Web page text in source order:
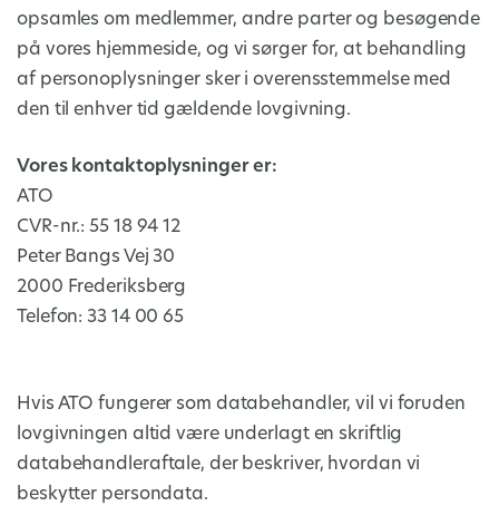
opsamles om medlemmer, andre parter og besøgende
på vores hjemmeside, og vi sørger for, at behandling
af personoplysninger sker i overensstemmelse med
den til enhver tid gældende lovgivning.
Vores kontaktoplysninger er:
ATO
CVR-nr.: 55 18 94 12
Peter Bangs Vej 30
2000 Frederiksberg
Telefon: 33 14 00 65
Hvis ATO fungerer som databehandler, vil vi foruden
lovgivningen altid være underlagt en skriftlig
databehandleraftale, der beskriver, hvordan vi
beskytter persondata.